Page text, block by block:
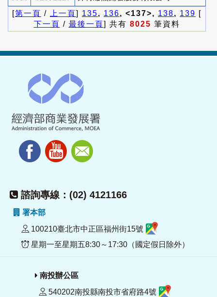
[第一頁 / 上一頁] 135, 136, <137>, 138, 139 [
下一頁 / 最後一頁] 共有 8025 筆資料
諮詢專線：(02) 4121166
署本部
100210臺北市中正區福州街15號
星期一至星期五8:30～17:30（國定假日除外）
南投辦公區
540202南投縣南投市省府路4號